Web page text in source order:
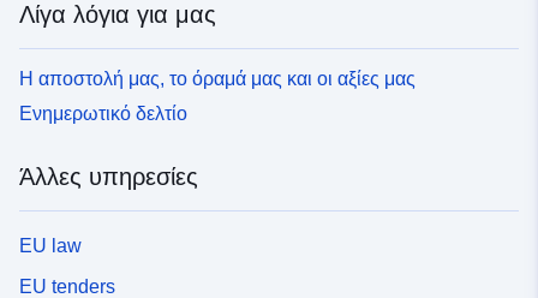
Λίγα λόγια για μας
Η αποστολή μας, το όραμά μας και οι αξίες μας
Ενημερωτικό δελτίο
Άλλες υπηρεσίες
EU law
EU tenders